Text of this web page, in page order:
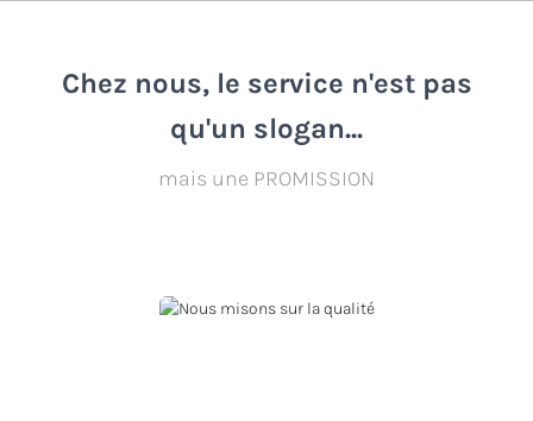
Chez nous, le service n'est pas
qu'un slogan...
mais une PROMISSION